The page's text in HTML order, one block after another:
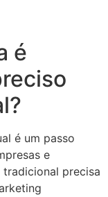
é
é um passo
e
precisa